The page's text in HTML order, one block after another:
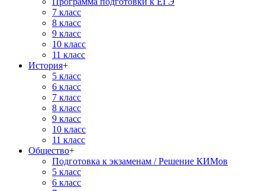
7 класс
8 класс
9 класс
10 класс
11 класс
История+
5 класс
6 класс
7 класс
8 класс
9 класс
10 класс
11 класс
Общество+
Подготовка к экзаменам / Решение КИМов
5 класс
6 класс